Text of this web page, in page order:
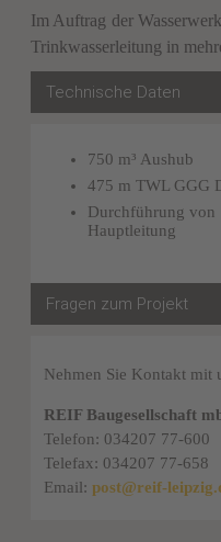
Im Auftrag der
Trinkwasserleitung in
Technische Daten
750 m³ Aushub
475 m TWL GGG
Durchführung von
Hauptleitung
Fragen zum Projekt
Nehmen Sie Kontakt mit
REIF Baugesellschaft
Telefon: 034207 77-600
Telefax: 034207 77-658
Email: post@reif-